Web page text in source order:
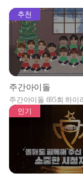
추천
주간아이돌
주간아이돌 695회 하이
자아이돌편 예고
인기